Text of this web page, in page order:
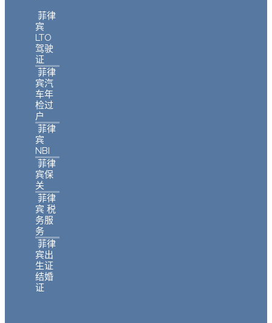
菲律
宾
LTO
驾驶
证
菲律
宾汽
车年
检过
户
菲律
宾
NBI
菲律
宾保
关
菲律
宾 税
务服
务
菲律
宾出
生证
结婚
证